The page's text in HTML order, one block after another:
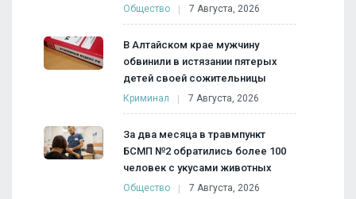
Общество 7 Августа, 2026
В Алтайском крае мужчину
обвинили в истязании пятерых
детей своей сожительницы
Криминал 7 Августа, 2026
За два месяца в травмпункт
БСМП №2 обратились более 100
человек с укусами животных
Общество 7 Августа, 2026